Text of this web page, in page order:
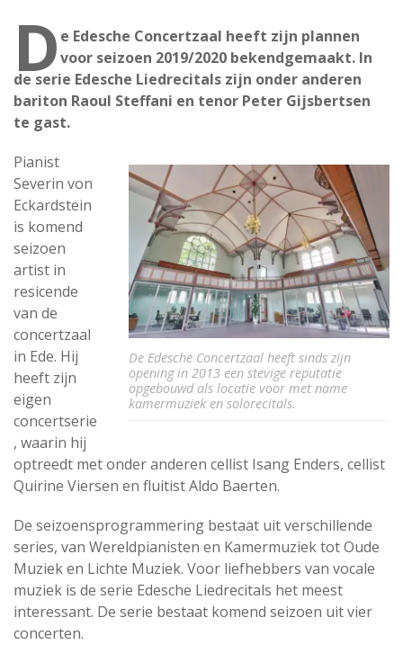
D e Edesche Concertzaal heeft zijn plannen
voor seizoen 2019/2020 bekendgemaakt. In
de serie Edesche Liedrecitals zijn onder anderen
bariton Raoul Steffani en tenor Peter Gijsbertsen
te gast.
De Edesche Concertzaal heeft sinds zijn
opening in 2013 een stevige reputatie
opgebouwd als locatie voor met name
kamermuziek en solorecitals.
Pianist
Severin von
Eckardstein
is komend
seizoen
artist in
resicende
van de
concertzaal
in Ede. Hij
heeft zijn
eigen
concertserie
, waarin hij
optreedt met onder anderen cellist Isang Enders, cellist
Quirine Viersen en fluitist Aldo Baerten.
De seizoensprogrammering bestaat uit verschillende
series, van Wereldpianisten en Kamermuziek tot Oude
Muziek en Lichte Muziek. Voor liefhebbers van vocale
muziek is de serie Edesche Liedrecitals het meest
interessant. De serie bestaat komend seizoen uit vier
concerten.